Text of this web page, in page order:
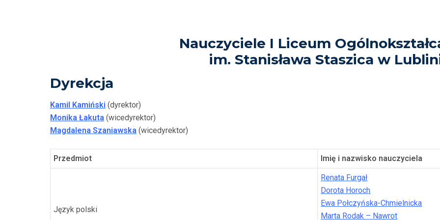
Nauczyciele I Liceum
im. Stanisława Staszica w
Dyrekcja
Kamil Kamiński (dyrektor)
Monika Łakuta (wicedyrektor)
Magdalena Szaniawska (wicedyrektor)
Przedmiot Imię i nazwisko nauczyciela
Język polski
Renata Furgał
Dorota Horoch
Ewa Połczyńska-Chmielnicka
Marta Rodak – Nawrot